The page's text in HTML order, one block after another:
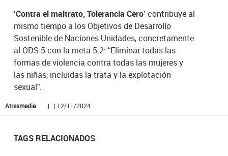
‘Contra el maltrato, Tolerancia Cero’ contribuye al
mismo tiempo a los Objetivos de Desarrollo
Sostenible de Naciones Unidades, concretamente
al ODS 5 con la meta 5.2: “Eliminar todas las
formas de violencia contra todas las mujeres y
las niñas, incluidas la trata y la explotación
sexual”.
Atresmedia | | 12/11/2024
TAGS RELACIONADOS